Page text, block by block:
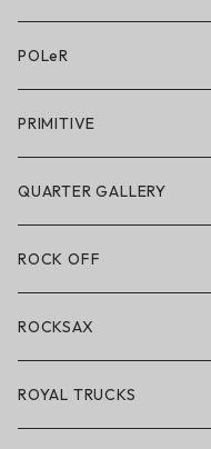
アクセサリー・小物
POLeR
POLeR × GRIZZLY
POLeR × LAKAI
アパレル
アクセサリー・小物
PRIMITIVE
アパレル
ハードグッズ
QUARTER GALLERY
ROCK OFF
ROCKSAX
ROYAL TRUCKS